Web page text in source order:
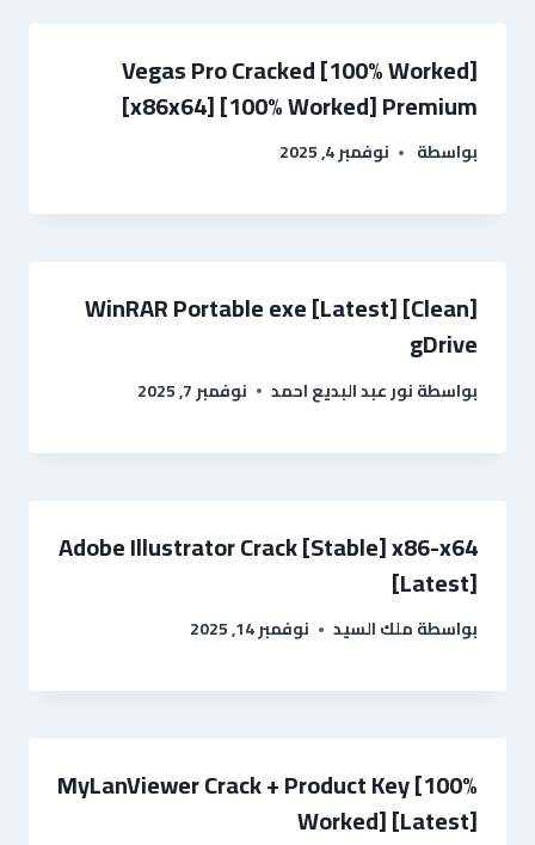
Vegas Pro Cracked [100% Worked]
[x86x64] [100% Worked] Premium
بواسطة نوفمبر 4, 2025
WinRAR Portable exe [Latest] [Clean]
gDrive
بواسطةنور عبد البديع احمد نوفمبر 7, 2025
Adobe Illustrator Crack [Stable] x86-x64
[Latest]
بواسطةملك السيد نوفمبر 14, 2025
MyLanViewer Crack + Product Key [100%
Worked] [Latest]